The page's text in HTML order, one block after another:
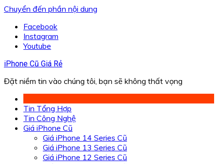
Chuyển đến phần nội dung
Facebook
Instagram
Youtube
iPhone Cũ Giá Rẻ
Đặt niềm tin vào chúng tôi, bạn sẽ không thất vọng
Tin Tổng Hợp
Tin Công Nghệ
Giá iPhone Cũ
Giá iPhone 14 Series Cũ
Giá iPhone 13 Series Cũ
Giá iPhone 12 Series Cũ